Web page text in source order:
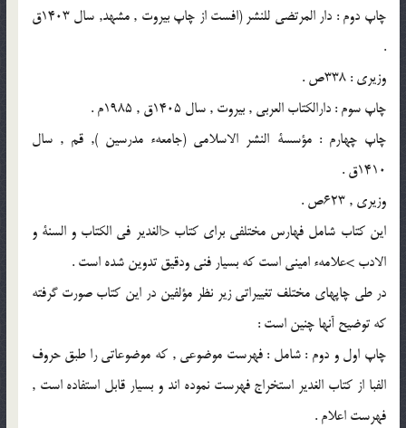
چاپ دوم : دار المرتضى للنشر (افست از چاپ بيروت , مشهد, سال 1403ق
.
وزيرى : 338ص .
چاپ سوم : دارالكتاب العربى , بيروت , سال 1405ق , 1985م .
چاپ چهارم : مؤسسة النشر الاسلامى (جامعهء مدرسين ), قم , سال
1410ق .
وزيرى , 623ص .
اين كتاب شامل فهارس مختلفى براى كتاب <الغدير فى الكتاب و السنة و
الادب >علامهء امينى است كه بسيار فنى ودقيق تدوين شده است .
در طى چاپهاى مختلف تغييراتى زير نظر مؤلفين در اين كتاب صورت گرفته
كه توضيح آنها چنين است :
چاپ اول و دوم : شامل : فهرست موضوعى , كه موضوعاتى را طبق حروف
الفبا از كتاب الغدير استخراج فهرست نموده اند و بسيار قابل استفاده است ,
فهرست اعلام .